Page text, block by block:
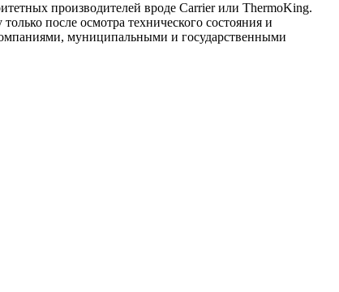
производителей вроде Carrier или ThermoKing.
после осмотра технического состояния и
муниципальными и государственными